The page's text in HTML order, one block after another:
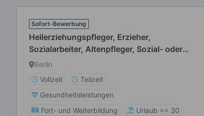
Sofort-Bewerbung
Heilerziehungspfleger, Erzieher,
Sozialarbeiter, Altenpfleger, Sozial- oder
Heilpädagoge (m/w/d) für betreute
Berlin
Vollzeit
Teilzeit
Gesundheitsleistungen
Fort- und Weiterbildung
Urlaub >= 30